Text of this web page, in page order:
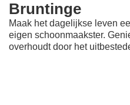
Bruntinge
Maak het dagelijkse leven
eigen schoonmaakster.
overhoudt door het